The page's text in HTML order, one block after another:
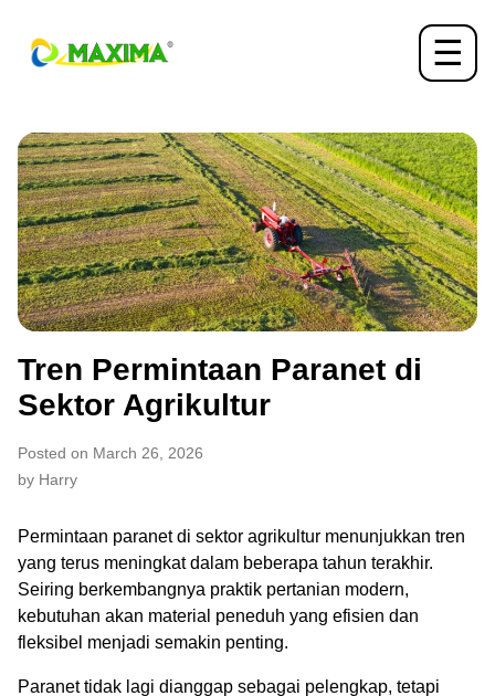
☰
Tren Permintaan Paranet di
Sektor Agrikultur
Posted on March 26, 2026
by Harry
Permintaan paranet di sektor agrikultur menunjukkan tren
yang terus meningkat dalam beberapa tahun terakhir.
Seiring berkembangnya praktik pertanian modern,
kebutuhan akan material peneduh yang efisien dan
fleksibel menjadi semakin penting.
Paranet tidak lagi dianggap sebagai pelengkap, tetapi